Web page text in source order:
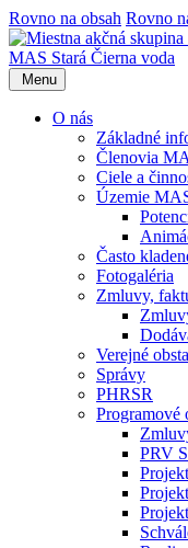
Rovno na obsah Rovno
MAS Stará Čierna voda
Menu
O nás
Základné
Členovia
Ciele a
Územie
Často
Fotogaléria
Zmluvy,
Verejné
Správy
PHRSR
Programové
PRV